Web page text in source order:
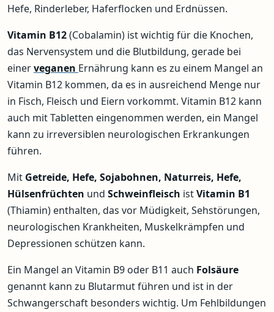
Hefe, Rinderleber, Haferflocken und Erdnüssen.
Vitamin B12(Cobalamin) ist wichtig für die Knochen,
das Nervensystem und die Blutbildung, gerade bei
einerveganen Ernährung kann es zu einem Mangel an
Vitamin B12 kommen, da es in ausreichend Menge nur
in Fisch, Fleisch und Eiern vorkommt. Vitamin B12 kann
auch mit Tabletten eingenommen werden, ein Mangel
kann zu irreversiblen neurologischen Erkrankungen
führen.
Mit Getreide, Hefe, Sojabohnen, Naturreis, Hefe,
Hülsenfrüchten und Schweinfleisch istVitamin B1
(Thiamin) enthalten, das vor Müdigkeit, Sehstörungen,
neurologischen Krankheiten, Muskelkrämpfen und
Depressionen schützen kann.
Ein Mangel an Vitamin B9 oder B11 auch Folsäure
genannt kann zu Blutarmut führen und ist in der
Schwangerschaft besonders wichtig. Um Fehlbildungen